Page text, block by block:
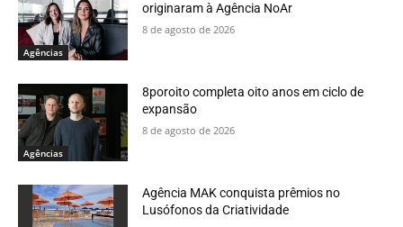
Agências
originaram à Agência NoAr
8 de agosto de 2026
Agências
8poroito completa oito anos em ciclo de
expansão
8 de agosto de 2026
Agência MAK conquista prêmios no
Lusófonos da Criatividade